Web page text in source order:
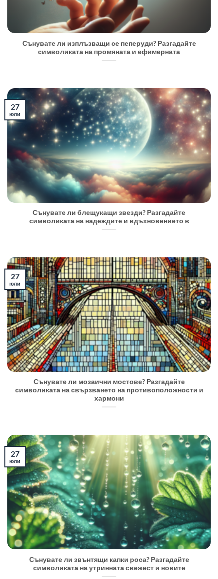
Сънувате ли изплъзващи се пеперуди? Разгадайте
символиката на промяната и ефимерната
Сънувате ли блещукащи звезди? Разгадайте
символиката на надеждите и вдъхновението в
27
юли
Сънувате ли мозаични мостове? Разгадайте
символиката на свързването на противоположности и
хармони
27
юли
Сънувате ли звънтящи капки роса? Разгадайте
символиката на утринната свежест и новите
27
юли